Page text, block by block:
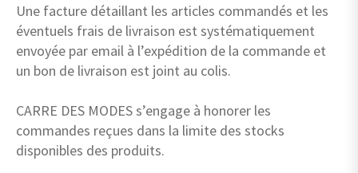
Une facture détaillant les articles commandés et les
éventuels frais de livraison est systématiquement
envoyée par email à l’expédition de la commande et
un bon de livraison est joint au colis.
CARRE DES MODES s’engage à honorer les
commandes reçues dans la limite des stocks
disponibles des produits.